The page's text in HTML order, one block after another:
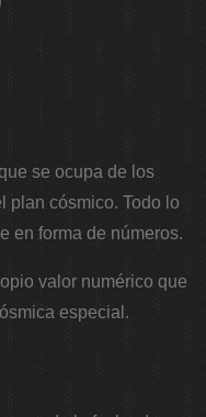
se ocupa de los
plan cósmico. Todo lo
en forma de números.
valor numérico que
especial.